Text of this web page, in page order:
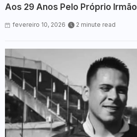
Aos 29 Anos Pelo Próprio Irmão
fevereiro 10, 2026 2 minute read